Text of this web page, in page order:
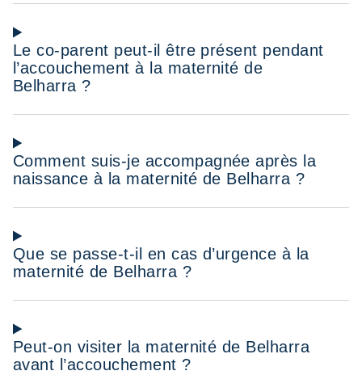
Le co-parent peut-il être présent pendant
l’accouchement à la maternité de
Belharra ?
Comment suis-je accompagnée après la
naissance à la maternité de Belharra ?
Que se passe-t-il en cas d’urgence à la
maternité de Belharra ?
Peut-on visiter la maternité de Belharra
avant l’accouchement ?